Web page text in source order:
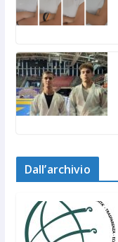
Dall’archivio